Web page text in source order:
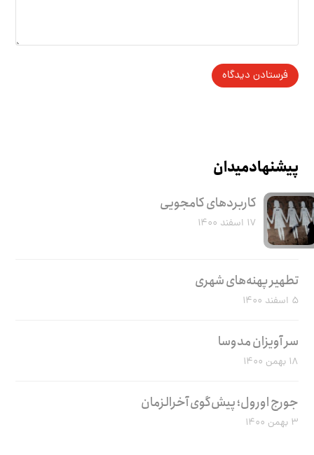
پیشنهاد میدان
کاربرد‌های کامجویی
۱۷ اسفند ۱۴۰۰
تطهیر پهنه‌های شهری
۵ اسفند ۱۴۰۰
سر آویزان مدوسا
۱۸ بهمن ۱۴۰۰
جورج اورول؛ پیش‌گوی آخرالزمان
۳ بهمن ۱۴۰۰